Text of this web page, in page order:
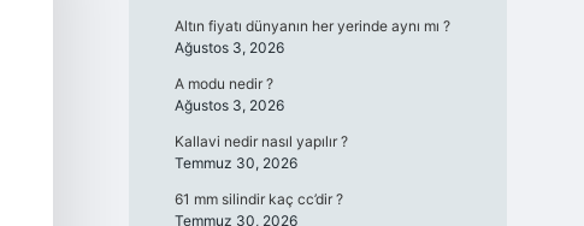
Altın fiyatı dünyanın her yerinde aynı mı ?
Ağustos 3, 2026
A modu nedir ?
Ağustos 3, 2026
Kallavi nedir nasıl yapılır ?
Temmuz 30, 2026
61 mm silindir kaç cc’dir ?
Temmuz 30, 2026